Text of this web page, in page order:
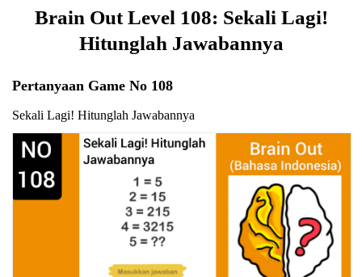
Brain Out Level 108: Sekali Lagi!
Hitunglah Jawabannya
Pertanyaan Game No 108
Sekali Lagi! Hitunglah Jawabannya